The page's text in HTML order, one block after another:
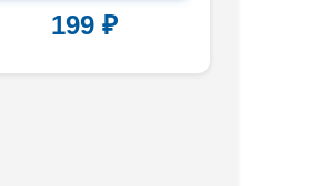
199 ₽